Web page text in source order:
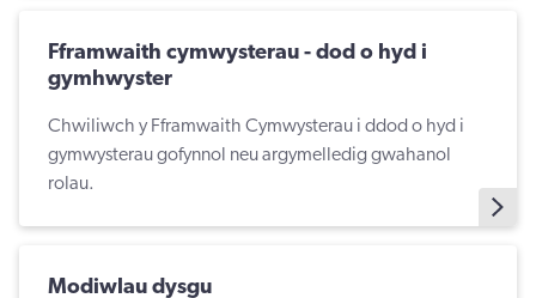
Fframwaith cymwysterau - dod o hyd i
gymhwyster
Chwiliwch y Fframwaith Cymwysterau i ddod o hyd i
gymwysterau gofynnol neu argymelledig gwahanol
rolau.
Modiwlau dysgu